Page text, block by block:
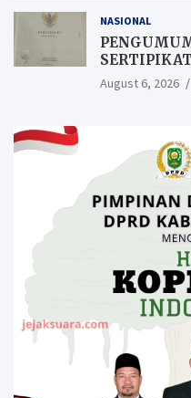
NASIONAL
August 6, 2026